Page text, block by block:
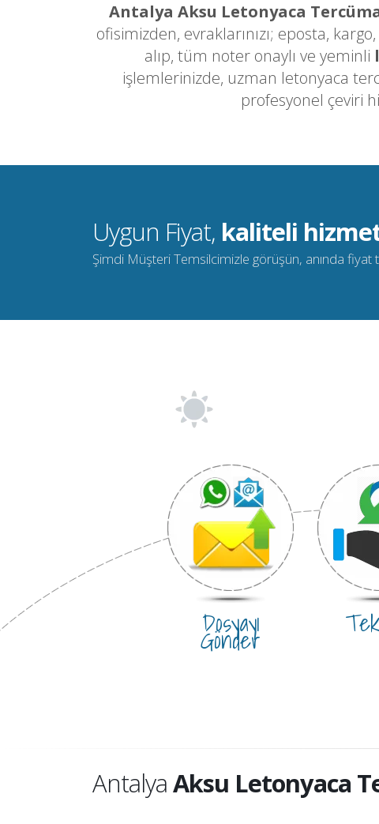
Antalya Aksu Letonyaca
ofisimizden, evraklarınızı; eposta,
alıp, tüm noter onaylı ve yeminli
işlemlerinizde, uzman letonyaca
profesyonel çeviri
Uygun Fiyat, kaliteli
Şimdi Müşteri Temsilcimizle görüşün, anında fiyat
Dosyayı
Gönder
AntalyaAksu Letonyaca